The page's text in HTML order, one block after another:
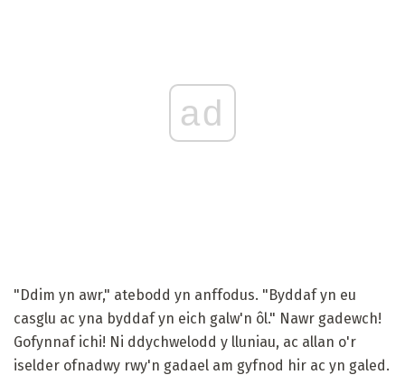
ad
"Ddim yn awr," atebodd yn anffodus. "Byddaf yn eu
casglu ac yna byddaf yn eich galw'n ôl." Nawr gadewch!
Gofynnaf ichi! Ni ddychwelodd y lluniau, ac allan o'r
iselder ofnadwy rwy'n gadael am gyfnod hir ac yn galed.